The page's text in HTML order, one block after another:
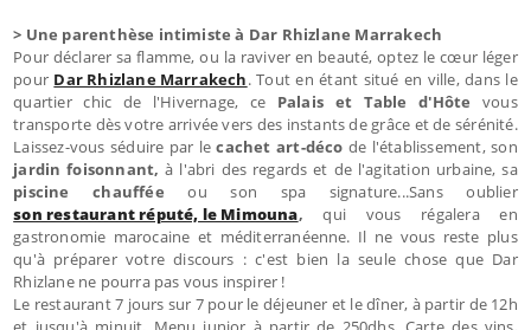
> Une parenthèse intimiste à Dar Rhizlane Marrakech
Pour déclarer sa flamme, ou la raviver en beauté, optez le cœur léger
pour Dar Rhizlane Marrakech. Tout en étant situé en ville, dans le
quartier chic de l'Hivernage, ce Palais et Table d'Hôte vous
transporte dès votre arrivée vers des instants de grâce et de sérénité.
Laissez-vous séduire par lecachet art-déco de l'établissement, son
jardin foisonnant, à l'abri des regards et de l'agitation urbaine, sa
piscine chauffée ou son spa signature...Sans oublier
son restaurant réputé, le Mimouna, qui vous régalera en
gastronomie marocaine et méditerranéenne. Il ne vous reste plus
qu'à préparer votre discours : c'est bien la seule chose que Dar
Rhizlane ne pourra pas vous inspirer !
Le restaurant 7 jours sur 7 pour le déjeuner et le dîner, à partir de 12h